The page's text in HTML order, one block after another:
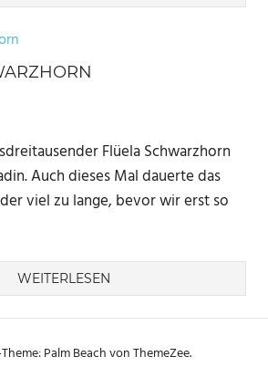
Flüela Schwarzhorn
Auch dieses Mal dauerte das
viel zu lange, bevor wir erst so
WEITERLESEN
Palm Beach von ThemeZee.